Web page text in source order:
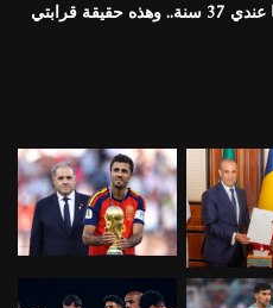
مريم سعيد صالح: دخلت الفن وأنا عندي 37 سنة.. وهذه حقيقة قرابتي